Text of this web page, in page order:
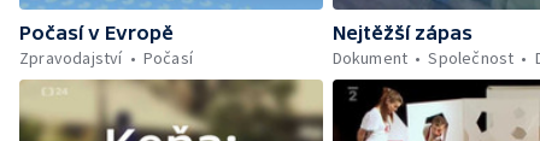
Počasí v Evropě
Zpravodajství
Počasí
Nejtěžší zápas
Dokument
Společnost